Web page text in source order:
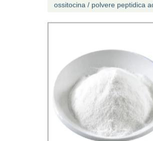
ossitocina / polvere peptidica
polvere / CAS 50-56-6 con